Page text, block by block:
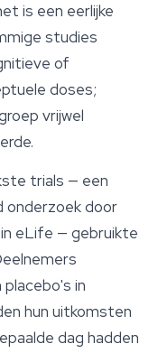
is een eerlijke
studies
of
doses;
vrijwel
trials — een
onderzoek door
eLife — gebruikte
in
hun uitkomsten
dag hadden